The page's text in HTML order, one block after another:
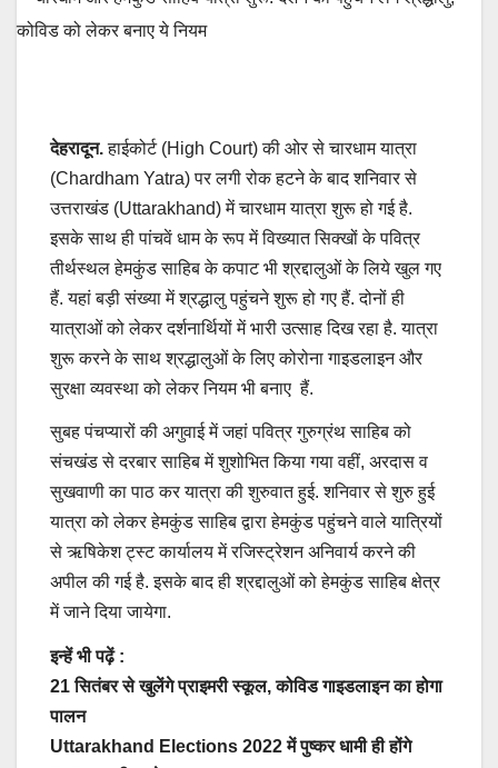
देहरादून.हाईकोर्ट (High Court) की ओर से चारधाम यात्रा
(Chardham Yatra) पर लगी रोक हटने के बाद शनिवार से
उत्तराखंड (Uttarakhand) में चारधाम यात्रा शुरू हो गई है.
इसके साथ ही पांचवें धाम के रूप में विख्यात सिक्खों के पवित्र
तीर्थस्थल हेमकुंड साहिब के कपाट भी श्रद्दालुओं के लिये खुल गए
हैं. यहां बड़ी संख्या में श्रद्धालु पहुंचने शुरू हो गए हैं. दोनों ही
यात्राओं को लेकर दर्शनार्थियों में भारी उत्साह दिख रहा है. यात्रा
शुरू करने के साथ श्रद्धालुओं के लिए कोरोना गाइडलाइन और
सुरक्षा व्यवस्था को लेकर नियम भी बनाए हैं.
सुबह पंचप्यारों की अगुवाई में जहां पवित्र गुरुग्रंथ साहिब को
संचखंड से दरबार साहिब में शुशोभित किया गया वहीं, अरदास व
सुखवाणी का पाठ कर यात्रा की शुरुवात हुई. शनिवार से शुरु हुई
यात्रा को लेकर हेमकुंड साहिब द्वारा हेमकुंड पहुंचने वाले यात्रियों
से ऋषिकेश ट्स्ट कार्यालय में रजिस्ट्रेशन अनिवार्य करने की
अपील की गई है. इसके बाद ही श्रद्दालुओं को हेमकुंड साहिब क्षेत्र
में जाने दिया जायेगा.
इन्हें भी पढ़ें :
21 सितंबर से खुलेंगे प्राइमरी स्कूल, कोविड गाइडलाइन का होगा
पालन
Uttarakhand Elections 2022 में पुष्कर धामी ही होंगे